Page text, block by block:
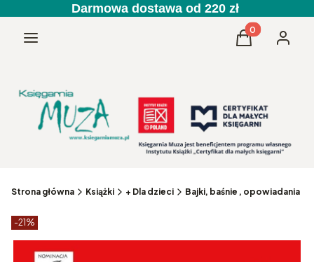
Darmowa dostawa od 220 zł
Menu Produkty w
Koszyk
Strona główna Książki + Dla dzieci Bajki, baśnie , opowiadania
Etykiety produktu
-21%